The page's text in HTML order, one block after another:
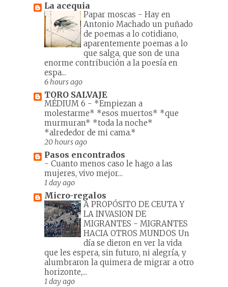
La acequia
Papar moscas - Hay en
Antonio Machado un puñado
de poemas a lo cotidiano,
aparentemente poemas a lo
que salga, que son de una
enorme contribución a la poesía en
espa...
6 hours ago
TORO SALVAJE
MÉDIUM 6 - *Empiezan a
molestarme* *esos muertos* *que
murmuran* *toda la noche*
*alrededor de mi cama.*
20 hours ago
Pasos encontrados
- Cuanto menos caso le hago a las
mujeres, vivo mejor...
1 day ago
Micro-regalos
A PROPÓSITO DE CEUTA Y
LA INVASION DE
MIGRANTES - MIGRANTES
HACIA OTROS MUNDOS Un
día se dieron en ver la vida
que les espera, sin futuro, ni alegría, y
alumbraron la quimera de migrar a otro
horizonte,...
1 day ago